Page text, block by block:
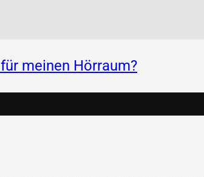
meinen Hörraum?